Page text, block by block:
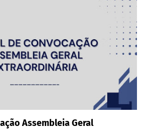
Assembleia Geral